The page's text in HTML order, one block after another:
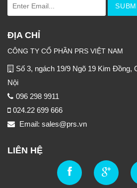
ĐỊA CHỈ
CÔNG TY CỔ PHẦN PRS VIỆT NAM
Số 3, ngách 19/9 Ngõ 19 Kim Đồng,
Nội
096 298 9911
024.22 699 666
Email: sales@prs.vn
LIÊN HỆ